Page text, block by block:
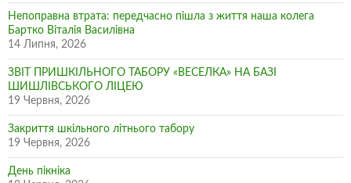
Непоправна втрата: передчасно пішла з життя наша колега
Бартко Віталія Василівна
14 Липня, 2026
ЗВІТ ПРИШКІЛЬНОГО ТАБОРУ «ВЕСЕЛКА» НА БАЗІ
ШИШЛІВСЬКОГО ЛІЦЕЮ
19 Червня, 2026
Закриття шкільного літнього табору
19 Червня, 2026
День пікніка